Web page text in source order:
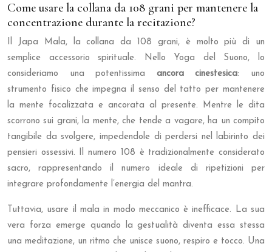
Come usare la collana da 108 grani per mantenere la
concentrazione durante la recitazione?
Il Japa Mala, la collana da 108 grani, è molto più di un
semplice accessorio spirituale. Nello Yoga del Suono, lo
consideriamo una potentissima ancora cinestesica: uno
strumento fisico che impegna il senso del tatto per mantenere
la mente focalizzata e ancorata al presente. Mentre le dita
scorrono sui grani, la mente, che tende a vagare, ha un compito
tangibile da svolgere, impedendole di perdersi nel labirinto dei
pensieri ossessivi. Il numero 108 è tradizionalmente considerato
sacro, rappresentando il numero ideale di ripetizioni per
integrare profondamente l’energia del mantra.
Tuttavia, usare il mala in modo meccanico è inefficace. La sua
vera forza emerge quando la gestualità diventa essa stessa
una meditazione, un ritmo che unisce suono, respiro e tocco. Una